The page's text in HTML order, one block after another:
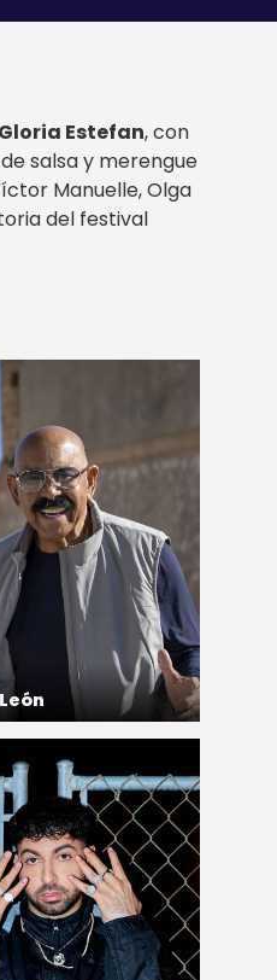
Gloria Estefan, con
salsa y merengue
Manuelle, Olga
del festival